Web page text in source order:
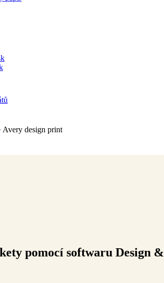
Avery design print
pomocí softwaru Design &